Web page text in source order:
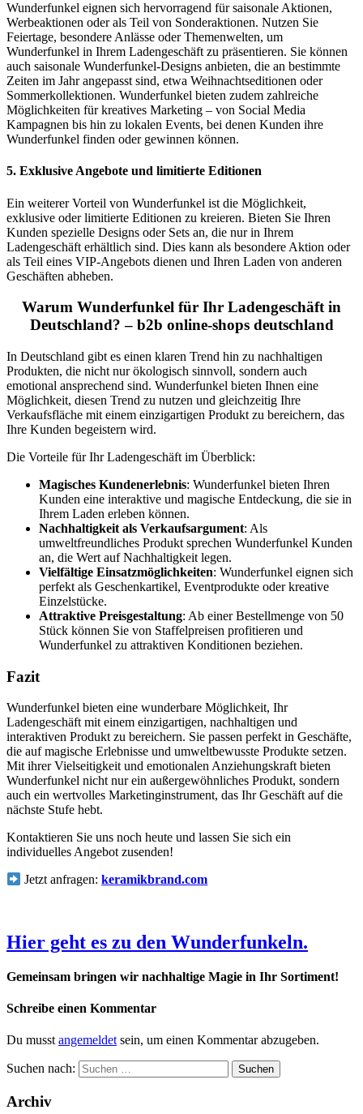
Wunderfunkel eignen sich hervorragend für saisonale Aktionen,
Werbeaktionen oder als Teil von Sonderaktionen. Nutzen Sie
Feiertage, besondere Anlässe oder Themenwelten, um
Wunderfunkel in Ihrem Ladengeschäft zu präsentieren. Sie können
auch saisonale Wunderfunkel-Designs anbieten, die an bestimmte
Zeiten im Jahr angepasst sind, etwa Weihnachtseditionen oder
Sommerkollektionen. Wunderfunkel bieten zudem zahlreiche
Möglichkeiten für kreatives Marketing – von Social Media
Kampagnen bis hin zu lokalen Events, bei denen Kunden ihre
Wunderfunkel finden oder gewinnen können.
5. Exklusive Angebote und limitierte Editionen
Ein weiterer Vorteil von Wunderfunkel ist die Möglichkeit,
exklusive oder limitierte Editionen zu kreieren. Bieten Sie Ihren
Kunden spezielle Designs oder Sets an, die nur in Ihrem
Ladengeschäft erhältlich sind. Dies kann als besondere Aktion oder
als Teil eines VIP-Angebots dienen und Ihren Laden von anderen
Geschäften abheben.
Warum Wunderfunkel für Ihr Ladengeschäft in
Deutschland? – b2b online-shops deutschland
In Deutschland gibt es einen klaren Trend hin zu nachhaltigen
Produkten, die nicht nur ökologisch sinnvoll, sondern auch
emotional ansprechend sind. Wunderfunkel bieten Ihnen eine
Möglichkeit, diesen Trend zu nutzen und gleichzeitig Ihre
Verkaufsfläche mit einem einzigartigen Produkt zu bereichern, das
Ihre Kunden begeistern wird.
Die Vorteile für Ihr Ladengeschäft im Überblick:
Magisches Kundenerlebnis: Wunderfunkel bieten Ihren
Kunden eine interaktive und magische Entdeckung, die sie in
Ihrem Laden erleben können.
Nachhaltigkeit als Verkaufsargument: Als
umweltfreundliches Produkt sprechen Wunderfunkel Kunden
an, die Wert auf Nachhaltigkeit legen.
Vielfältige Einsatzmöglichkeiten: Wunderfunkel eignen sich
perfekt als Geschenkartikel, Eventprodukte oder kreative
Einzelstücke.
Attraktive Preisgestaltung: Ab einer Bestellmenge von 50
Stück können Sie von Staffelpreisen profitieren und
Wunderfunkel zu attraktiven Konditionen beziehen.
Fazit
Wunderfunkel bieten eine wunderbare Möglichkeit, Ihr
Ladengeschäft mit einem einzigartigen, nachhaltigen und
interaktiven Produkt zu bereichern. Sie passen perfekt in Geschäfte,
die auf magische Erlebnisse und umweltbewusste Produkte setzen.
Mit ihrer Vielseitigkeit und emotionalen Anziehungskraft bieten
Wunderfunkel nicht nur ein außergewöhnliches Produkt, sondern
auch ein wertvolles Marketinginstrument, das Ihr Geschäft auf die
nächste Stufe hebt.
Kontaktieren Sie uns noch heute und lassen Sie sich ein
individuelles Angebot zusenden!
Jetzt anfragen:keramikbrand.com
Hier geht es zu den Wunderfunkeln.
Gemeinsam bringen wir nachhaltige Magie in Ihr Sortiment!
Schreibe einen Kommentar
Du musst angemeldet sein, um einen Kommentar abzugeben.
Suchen nach:
Archiv